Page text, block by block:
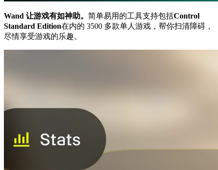
Wand 让游戏有如神助。 简单易用的工具支持包括Control
Standard Edition在内的 3500 多款单人游戏，帮你扫清障碍，
尽情享受游戏的乐趣。